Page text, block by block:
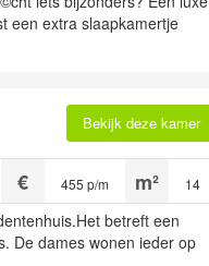
een extra slaapkamertje
Bekijk deze kamer
14
455 p/m
betreft een
De dames wonen ieder op